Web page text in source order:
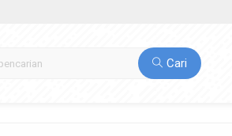
Cari